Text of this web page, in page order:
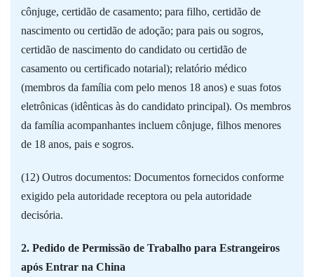
cônjuge, certidão de casamento; para filho, certidão de
nascimento ou certidão de adoção; para pais ou sogros,
certidão de nascimento do candidato ou certidão de
casamento ou certificado notarial); relatório médico
(membros da família com pelo menos 18 anos) e suas fotos
eletrônicas (idênticas às do candidato principal). Os membros
da família acompanhantes incluem cônjuge, filhos menores
de 18 anos, pais e sogros.
(12) Outros documentos: Documentos fornecidos conforme
exigido pela autoridade receptora ou pela autoridade
decisória.
2. Pedido de Permissão de Trabalho para Estrangeiros
após Entrar na China